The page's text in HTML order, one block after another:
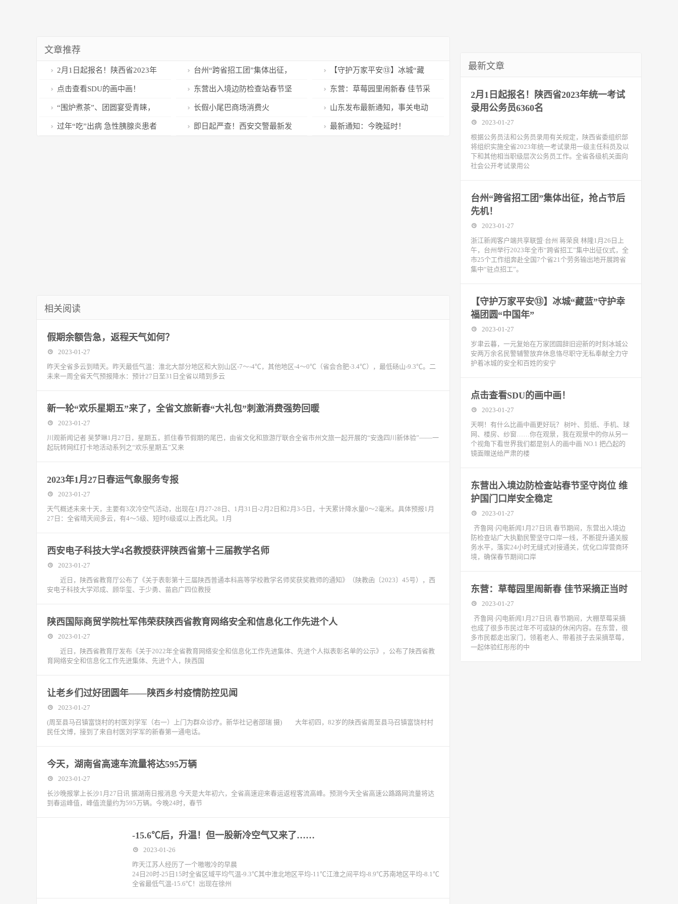
文章推荐
2月1日起报名！陕西省2023年
统一考试录用公务员6360名
台州“跨省招工团”集体出征，
抢占节后先机！
【守护万家平安⑬】冰城“藏
蓝”守护幸福团圆“中国年”
点击查看SDU的画中画！ 东营出入境边防检查站春节坚
守岗位 维护国门口岸安全稳定
东营：草莓园里闹新春 佳节采
摘正当时
“围炉煮茶”、团圆宴受青睐，
东湖多家餐厅一“席”难求
长假小尾巴商场消费火 山东发布最新通知，事关电动
车充电，3月1日起执行
过年“吃”出病 急性胰腺炎患者 即日起严查！西安交警最新发 最新通知：今晚延时！
相关阅读
假期余额告急，返程天气如何？
2023-01-27
昨天全省多云到晴天。昨天最低气温：淮北大部分地区和大别山区-7～-4℃，其他地区-4～0℃（省会合肥-3.4℃），最低砀山-9.3℃。二
未来一周全省天气预报降水：预计27日至31日全省以晴到多云
新一轮“欢乐星期五”来了，全省文旅新春“大礼包”刺激消费强势回暖
2023-01-27
川观新闻记者 吴梦琳1月27日，星期五，抓住春节假期的尾巴，由省文化和旅游厅联合全省市州文旅一起开展的“安逸四川新体验”——一
起玩转网红打卡地活动系列之“欢乐星期五”又来
2023年1月27日春运气象服务专报
2023-01-27
天气概述未来十天，主要有3次冷空气活动，出现在1月27-28日、1月31日-2月2日和2月3-5日，十天累计降水量0～2毫米。具体预报1月
27日：全省晴天间多云，有4～5级、短时6级或以上西北风。1月
西安电子科技大学4名教授获评陕西省第十三届教学名师
2023-01-27
近日，陕西省教育厅公布了《关于表彰第十三届陕西普通本科高等学校教学名师奖获奖教师的通知》（陕教函〔2023〕45号），西
安电子科技大学邓成、顾华玺、于少勇、苗启广四位教授
陕西国际商贸学院杜军伟荣获陕西省教育网络安全和信息化工作先进个人
2023-01-27
近日，陕西省教育厅发布《关于2022年全省教育网络安全和信息化工作先进集体、先进个人拟表彰名单的公示》，公布了陕西省教
育网络安全和信息化工作先进集体、先进个人，陕西国
让老乡们过好团圆年——陕西乡村疫情防控见闻
2023-01-27
(周至县马召镇富饶村的村医刘学军（右一）上门为群众诊疗。新华社记者邵瑞 摄) 大年初四，82岁的陕西省周至县马召镇富饶村村
民任文博，接到了来自村医刘学军的新春第一通电话。
今天，湖南省高速车流量将达595万辆
2023-01-27
长沙晚报掌上长沙1月27日讯 据湖南日报消息 今天是大年初六，全省高速迎来春运返程客流高峰。预测今天全省高速公路路网流量将达
到春运峰值，峰值流量约为595万辆。今晚24时，春节
-15.6℃后，升温！但一股新冷空气又来了……
2023-01-26
昨天江苏人经历了一个嗷嗷冷的早晨
24日20时-25日15时全省区域平均气温-9.3℃其中淮北地区平均-11℃江淮之间平均-8.9℃苏南地区平均-8.1℃
全省最低气温-15.6℃！出现在徐州
最新文章
2月1日起报名！陕西省2023年统一考试
录用公务员6360名
2023-01-27
根据公务员法和公务员录用有关规定，陕西省委组织部
将组织实施全省2023年统一考试录用一级主任科员及以
下和其他相当职级层次公务员工作。全省各级机关面向
社会公开考试录用公
台州“跨省招工团”集体出征，抢占节后
先机！
2023-01-27
浙江新闻客户端共享联盟·台州 蒋荣良 林隆1月26日上
午，台州举行2023年全市“跨省招工”集中出征仪式，全
市25个工作组奔赴全国7个省21个劳务输出地开展跨省
集中“驻点招工”。
【守护万家平安⑬】冰城“藏蓝”守护幸
福团圆“中国年”
2023-01-27
岁聿云暮，一元复始在万家团圆辞旧迎新的时刻冰城公
安两万余名民警辅警放弃休息恪尽职守无私奉献全力守
护着冰城的安全和百姓的安宁
点击查看SDU的画中画！
2023-01-27
天啊！有什么比画中画更好玩？ 树叶、剪纸、手机、球
网、楼房、纱窗……你在观景，我在观景中的你从另一
个视角下看世界我们都是别人的画中画 NO.1 把凸起的
镜面赠送给严肃的楼
东营出入境边防检查站春节坚守岗位 维
护国门口岸安全稳定
2023-01-27
齐鲁网·闪电新闻1月27日讯 春节期间，东营出入境边
防检查站广大执勤民警坚守口岸一线，不断提升通关服
务水平，落实24小时无缝式对接通关，优化口岸营商环
境，确保春节期间口岸
东营：草莓园里闹新春 佳节采摘正当时
2023-01-27
齐鲁网·闪电新闻1月27日讯 春节期间，大棚草莓采摘
也成了很多市民过年不可或缺的休闲内容。在东营，很
多市民都走出家门，领着老人、带着孩子去采摘草莓，
一起体验红彤彤的中